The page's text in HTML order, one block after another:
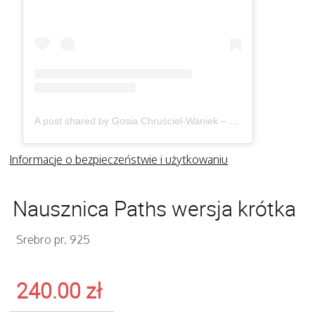
A post shared by Gosia Chruściel-Waniek – Biżuteria (@gosiawaniek)
Informacje o bezpieczeństwie i użytkowaniu
Nausznica Paths wersja krótka
Srebro pr. 925
240.00 zł